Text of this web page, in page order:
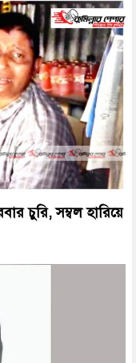
চুরি, সম্বল হারিয়ে